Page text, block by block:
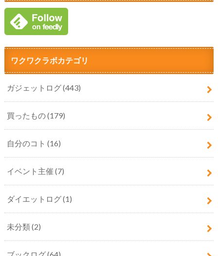
ワクワクラボカテゴリ
ガジェットログ(443)
買ったもの(179)
自分のコト (16)
イベント主催 (7)
ダイエットログ(1)
未分類(2)